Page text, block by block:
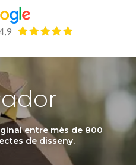
entre més de 800
de disseny.